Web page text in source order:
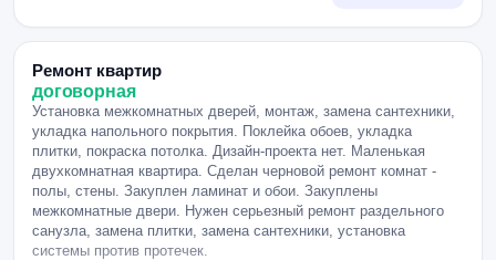
Ремонт квартир
договорная
Установка межкомнатных дверей, монтаж, замена сантехники,
укладка напольного покрытия. Поклейка обоев, укладка
плитки, покраска потолка. Дизайн-проекта нет. Маленькая
двухкомнатная квартира. Сделан черновой ремонт комнат -
полы, стены. Закуплен ламинат и обои. Закуплены
межкомнатные двери. Нужен серьезный ремонт раздельного
санузла, замена плитки, замена сантехники, установка
системы против протечек.